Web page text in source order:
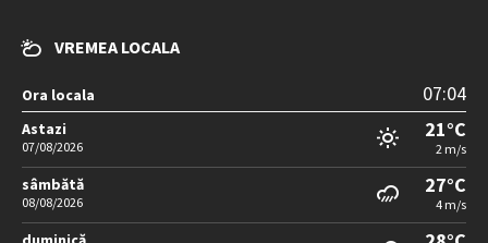
VREMEA LOCALA
Ora locala 07:04
Astazi
07/08/2026
21°C
2 m/s
sâmbătă
08/08/2026
27°C
4 m/s